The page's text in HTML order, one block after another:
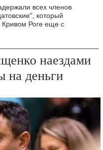
всех членов
который
Кривом Роге еще с
наездами
на деньги